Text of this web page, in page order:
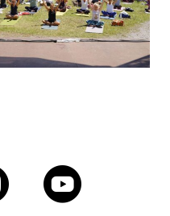
besondere Formate
auf dem Forggensee,
ebenso wie
Acts wie Xavier
Dave Stringer aus